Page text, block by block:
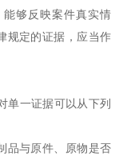
够反映案件真实情
规定的证据，应当作
一证据可以从下列
品与原件、原物是否